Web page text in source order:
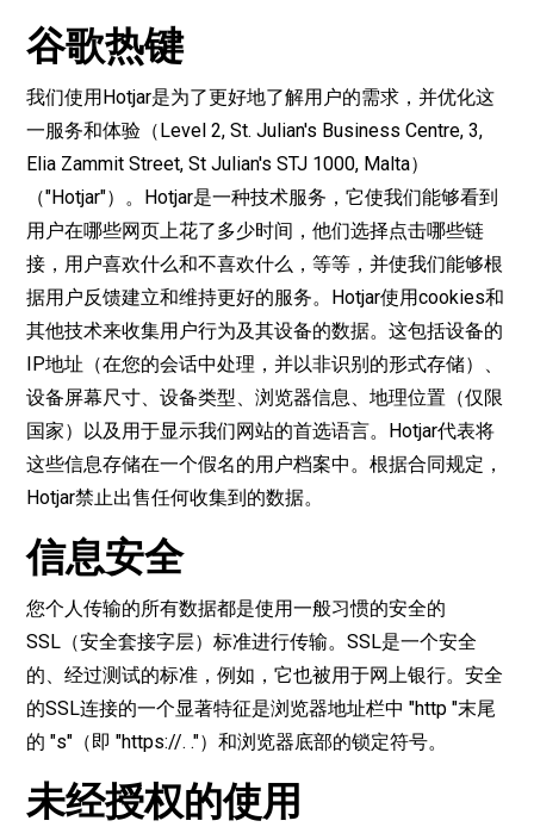
谷歌热键
我们使用Hotjar是为了更好地了解用户的需求，并优化这
一服务和体验（Level 2, St. Julian's Business Centre, 3,
Elia Zammit Street, St Julian's STJ 1000, Malta）
（"Hotjar"）。Hotjar是一种技术服务，它使我们能够看到
用户在哪些网页上花了多少时间，他们选择点击哪些链
接，用户喜欢什么和不喜欢什么，等等，并使我们能够根
据用户反馈建立和维持更好的服务。Hotjar使用cookies和
其他技术来收集用户行为及其设备的数据。这包括设备的
IP地址（在您的会话中处理，并以非识别的形式存储）、
设备屏幕尺寸、设备类型、浏览器信息、地理位置（仅限
国家）以及用于显示我们网站的首选语言。Hotjar代表将
这些信息存储在一个假名的用户档案中。根据合同规定，
Hotjar禁止出售任何收集到的数据。
信息安全
您个人传输的所有数据都是使用一般习惯的安全的
SSL（安全套接字层）标准进行传输。SSL是一个安全
的、经过测试的标准，例如，它也被用于网上银行。安全
的SSL连接的一个显著特征是浏览器地址栏中 "http "末尾
的 "s"（即 "https://. ."）和浏览器底部的锁定符号。
未经授权的使用